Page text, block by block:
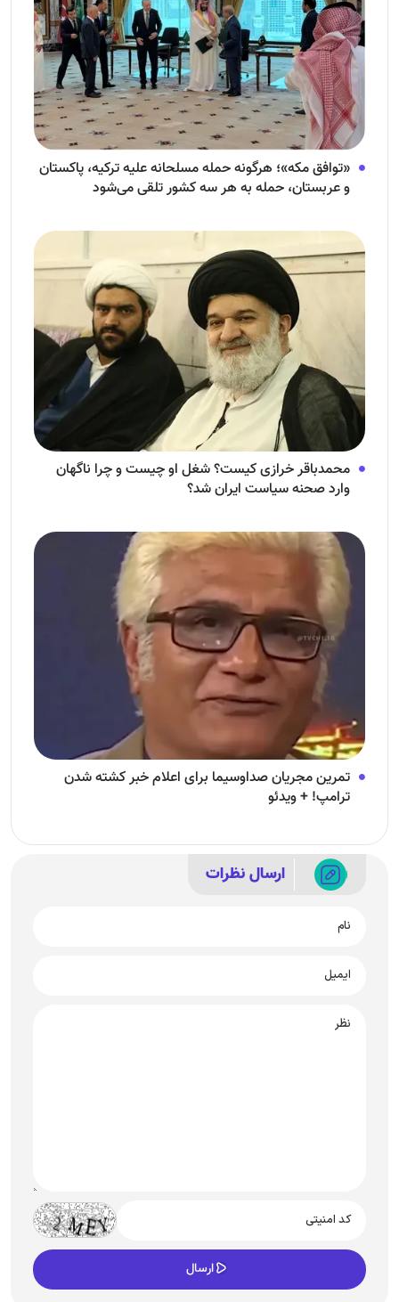
«توافق مکه»؛ هرگونه حمله مسلحانه علیه ترکیه، پاکستان
و عربستان، حمله به هر سه کشور تلقی می‌شود
محمدباقر خرازی کیست؟ شغل او چیست و چرا ناگهان
وارد صحنه سیاست ایران شد؟
تمرین مجریان صداوسیما برای اعلام خبر کشته شدن
ترامپ! + ویدئو
ارسال نظرات